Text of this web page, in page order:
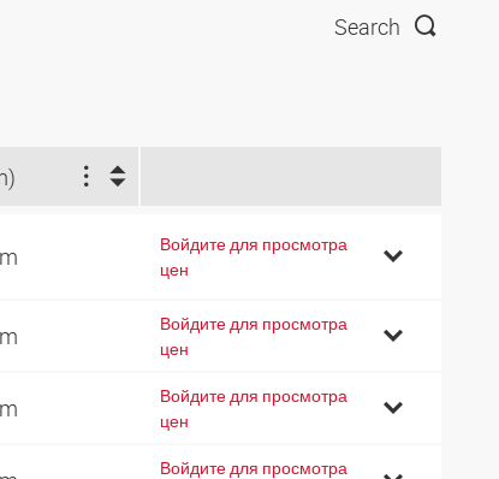
Search
Войдите для просмотра
цен
Войдите для просмотра
цен
Войдите для просмотра
цен
Войдите для просмотра